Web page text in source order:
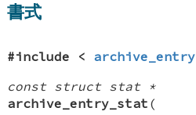
書式
#include <
const struct stat *
archive_entry_stat (